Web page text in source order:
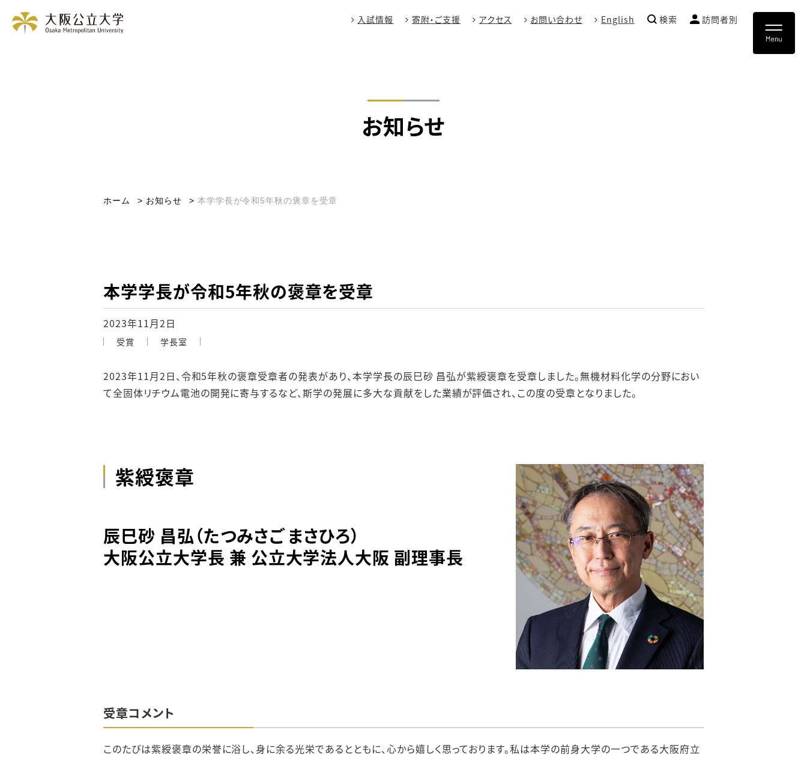
入試情報 寄附・ご支援 アクセス お問い合わせ English 検索 訪問者別
お知らせ
ホーム お知らせ 本学学長が令和5年秋の褒章を受章
本学学長が令和5年秋の褒章を受章
2023年11月2日
受賞 学長室
2023年11月2日、令和5年秋の褒章受章者の発表があり、本学学長の辰巳砂 昌弘が紫綬褒章を受章しました。無機材料化学の分野におい
て全固体リチウム電池の開発に寄与するなど、斯学の発展に多大な貢献をした業績が評価され、この度の受章となりました。
紫綬褒章
辰巳砂 昌弘（たつみさご まさひろ）
大阪公立大学長 兼 公立大学法人大阪 副理事長
受章コメント
このたびは紫綬褒章の栄誉に浴し、身に余る光栄であるとともに、心から嬉しく思っております。私は本学の前身大学の一つである大阪府立